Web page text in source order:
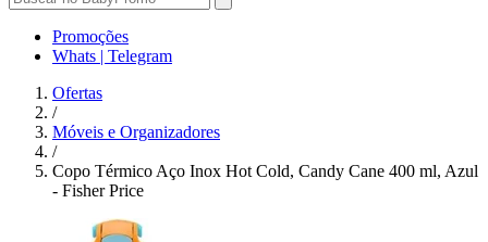
Promoções
Whats | Telegram
Ofertas
/
Móveis e Organizadores
/
Copo Térmico Aço Inox Hot Cold, Candy Cane 400 ml, Azul
- Fisher Price